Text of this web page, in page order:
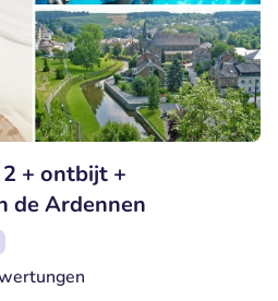
+ ontbijt +
de Ardennen